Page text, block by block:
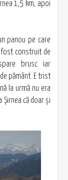
1,5 km, apoi
panou pe care
fost construit de
brusc iar
pământ. E trist
la urmă nu era
Șirnea că doar şi